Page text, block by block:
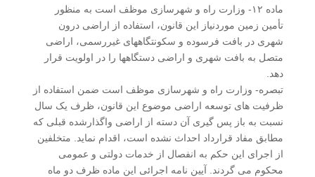
ماده ۱۲- وزارت راه و شهرسازی موظف است به منظور
تأمین زمین موردنیاز این قانون، استفاده از اراضی درون
شهری در بافت فرسوده و سکونتگاههای غیررسمی، اراضی
متصل به بافت شهری و اراضی دستگاهها را در اولویت قرار
دهد.
تبصره- وزارت راه و شهرسازی موظف است ضمن استفاده از
ظرفیت های توسعه اراضی موضوع این قانون، ظرف یک سال
نسبت به باز پس گیری آن دسته از اراضی واگذارشده قبلی که
مطابق مفاد قرارداد احداث نشده است، اقدام نماید. متخلفین
از اجرای این حکم به انفصال از خدمات دولتی و عمومی
محکوم می گردند. آیین نامه اجرائی این ماده ظرف دو ماه